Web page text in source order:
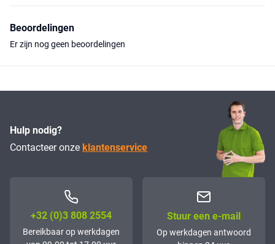
Beoordelingen
Er zijn nog geen beoordelingen
Hulp nodig?
Contacteer onze klantenservice
+32 (0)3 808 2554
Bereikbaar op werkdagen
Stuur een e-mail
Op werkdagen antwoord